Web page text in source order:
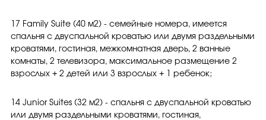
17 Family Suite (40 м2) - семейные номера, имеется
спальня с двуспальной кроватью или двумя раздельными
кроватями, гостиная, межкомнатная дверь, 2 ванные
комнаты, 2 телевизора, максимальное размещение 2
взрослых + 2 детей или 3 взрослых + 1 ребенок;
14 Junior Suites (32 м2) - спальня с двуспальной кроватью
или двумя раздельными кроватями, гостиная,